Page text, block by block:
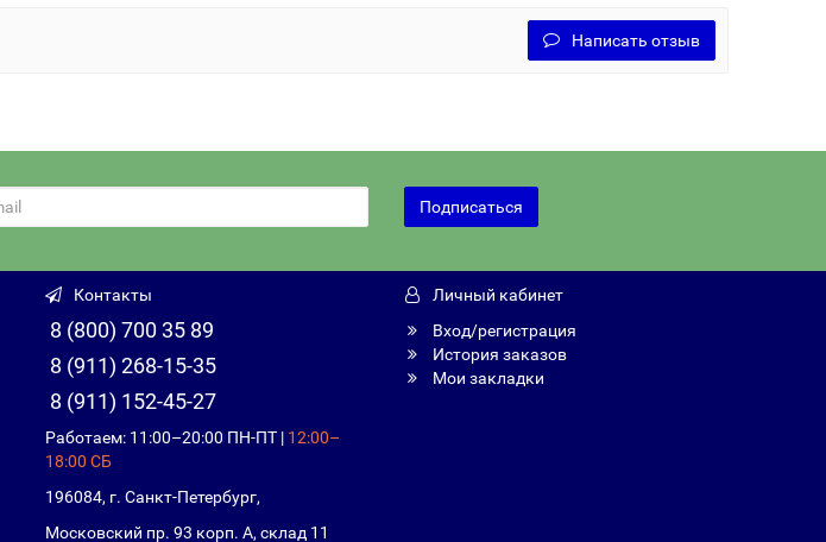
Написать отзыв
Подписаться
Контакты
8 (800) 700 35 89
8 (911) 268-15-35
8 (911) 152-45-27
Работаем: 11:00–20:00 ПН-ПТ | 12:00–
18:00 СБ
196084, г. Санкт-Петербург,
Московский пр. 93 корп. А, склад 11
Личный кабинет
Вход/регистрация
История заказов
Мои закладки